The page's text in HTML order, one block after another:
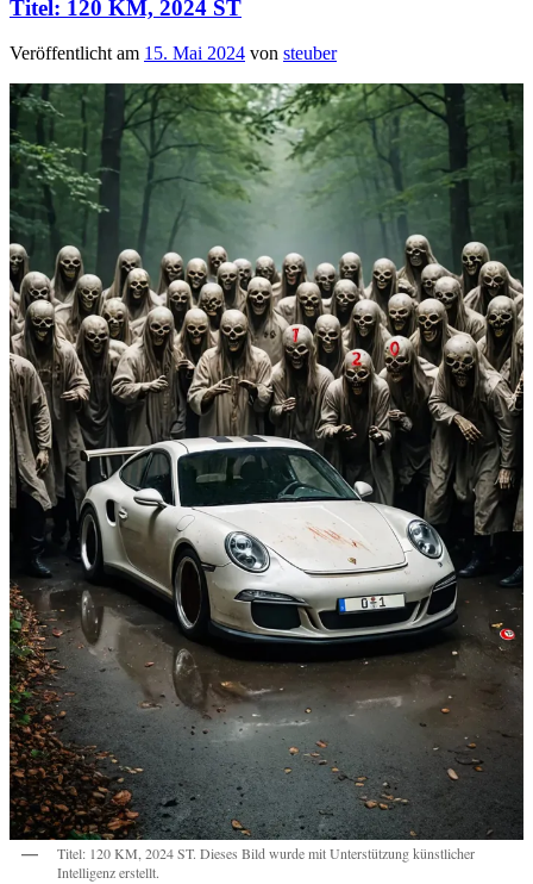
Titel: 120 KM, 2024 ST
Veröffentlicht am 15. Mai 2024 von steuber
Titel: 120 KM, 2024 ST. Dieses Bild wurde mit Unterstützung künstlicher
Intelligenz erstellt.